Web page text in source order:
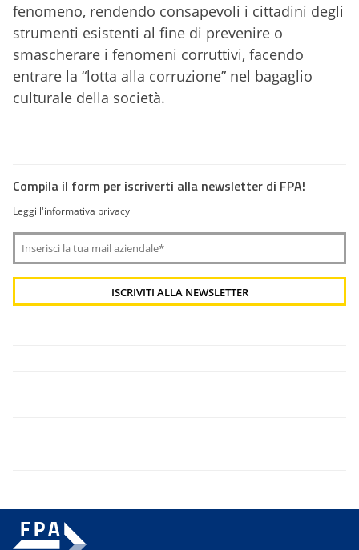
fenomeno, rendendo consapevoli i cittadini degli
strumenti esistenti al fine di prevenire o
smascherare i fenomeni corruttivi, facendo
entrare la “lotta alla corruzione” nel bagaglio
culturale della società.
Compila il form per iscriverti alla newsletter di FPA!
Leggi l'informativa privacy